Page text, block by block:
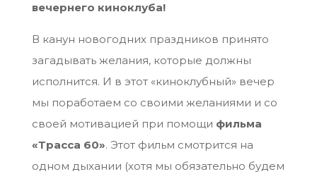
вечернего киноклуба!
В канун новогодних праздников принято
загадывать желания, которые должны
исполнится. И в этот «киноклубный» вечер
мы поработаем со своими желаниями и со
своей мотивацией при помощи фильма
«Трасса 60». Этот фильм смотрится на
одном дыхании (хотя мы обязательно будем